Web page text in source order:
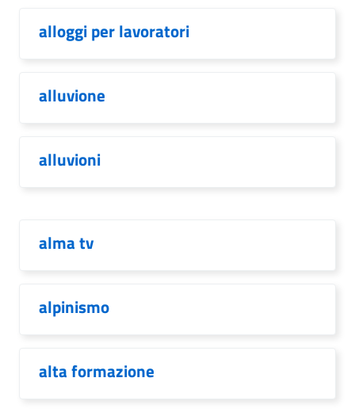
alloggi per lavoratori
alluvione
alluvioni
alma tv
alpinismo
alta formazione